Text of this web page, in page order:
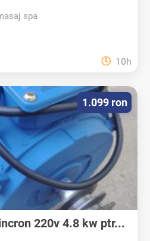
spa
10h
220v 4.8 kw ptr...
1.099 ron